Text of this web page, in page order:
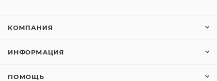
КОМПАНИЯ
ИНФОРМАЦИЯ
ПОМОЩЬ